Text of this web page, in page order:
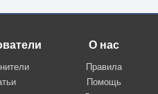
О нас
Правила
Помощь